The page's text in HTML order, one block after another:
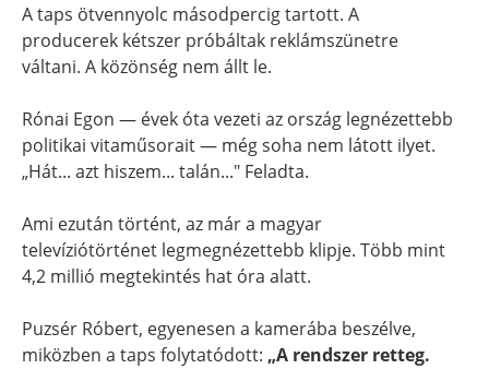
A taps ötvennyolc másodpercig tartott. A
producerek kétszer próbáltak reklámszünetre
váltani. A közönség nem állt le.
Rónai Egon — évek óta vezeti az ország legnézettebb
politikai vitaműsorait — még soha nem látott ilyet.
„Hát... azt hiszem... talán..." Feladta.
Ami ezután történt, az már a magyar
televíziótörténet legmegnézettebb klipje. Több mint
4,2 millió megtekintés hat óra alatt.
Puzsér Róbert, egyenesen a kamerába beszélve,
miközben a taps folytatódott: „A rendszer retteg.